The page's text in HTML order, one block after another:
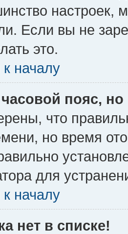
настроек,
Если вы не
это.
началу
пояс,
что
но время
для
началу
нет в списке!